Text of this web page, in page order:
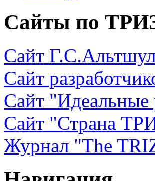
Сайты по
Сайт
Сайт
Сайт
Сайт "Страна
Журнал "The